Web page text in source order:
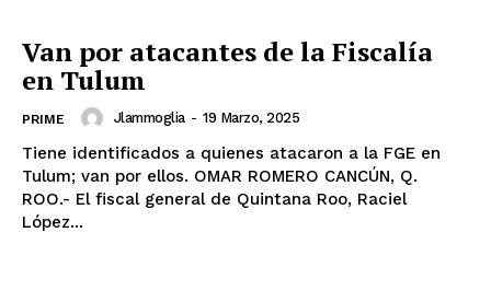
Del Siglo
Van por atacantes de la Fiscalía
en Tulum
PRIME Jlammoglia - 19 Marzo, 2025
Tiene identificados a quienes atacaron a la FGE en
Tulum; van por ellos. OMAR ROMERO CANCÚN, Q.
ROO.- El fiscal general de Quintana Roo, Raciel
López...